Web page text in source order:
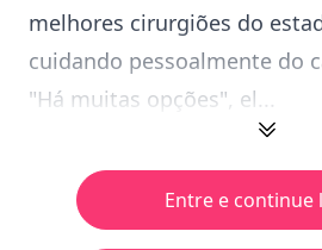
melhores cirurgiões do
cuidando pessoalmente do
"Há muitas opções", el...
Entre e continue